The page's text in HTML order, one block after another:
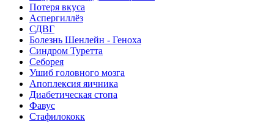
Потеря вкуса
Аспергиллёз
СДВГ
Болезнь Шенлейн - Геноха
Синдром Туретта
Себорея
Ушиб головного мозга
Апоплексия яичника
Диабетическая стопа
Фавус
Стафилококк